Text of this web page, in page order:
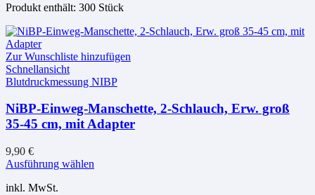
Produkt enthält: 300 Stück
Zur Wunschliste hinzufügen
Schnellansicht
Blutdruckmessung NIBP
NiBP-Einweg-Manschette, 2-Schlauch, Erw. groß
35-45 cm, mit Adapter
9,90 €
Ausführung wählen
inkl. MwSt.